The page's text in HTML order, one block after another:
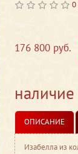
0
176 800 руб.
наличие
ОПИСАНИЕ
Изабелла из